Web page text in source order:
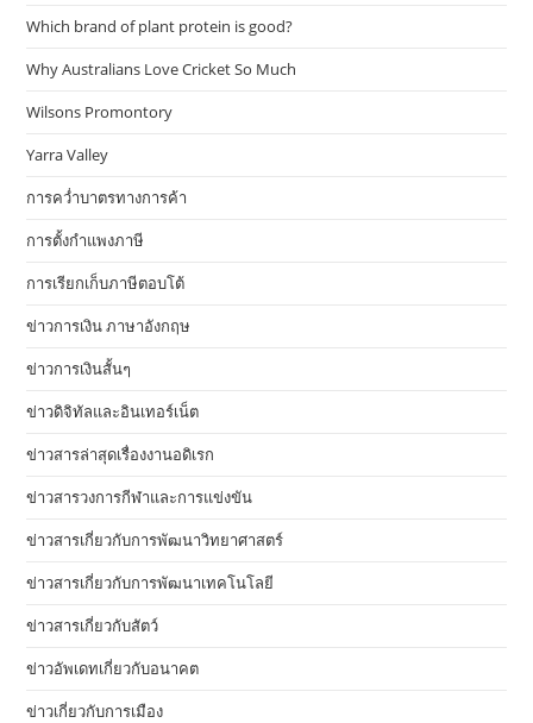
Which brand of plant protein is good?
Why Australians Love Cricket So Much
Wilsons Promontory
Yarra Valley
การคว่ำบาตรทางการค้า
การตั้งกำแพงภาษี
การเรียกเก็บภาษีตอบโต้
ข่าวการเงิน ภาษาอังกฤษ
ข่าวการเงินสั้นๆ
ข่าวดิจิทัลและอินเทอร์เน็ต
ข่าวสารล่าสุดเรื่องงานอดิเรก
ข่าวสารวงการกีฬาและการแข่งขัน
ข่าวสารเกี่ยวกับการพัฒนาวิทยาศาสตร์
ข่าวสารเกี่ยวกับการพัฒนาเทคโนโลยี
ข่าวสารเกี่ยวกับสัตว์
ข่าวอัพเดทเกี่ยวกับอนาคต
ข่าวเกี่ยวกับการเมือง